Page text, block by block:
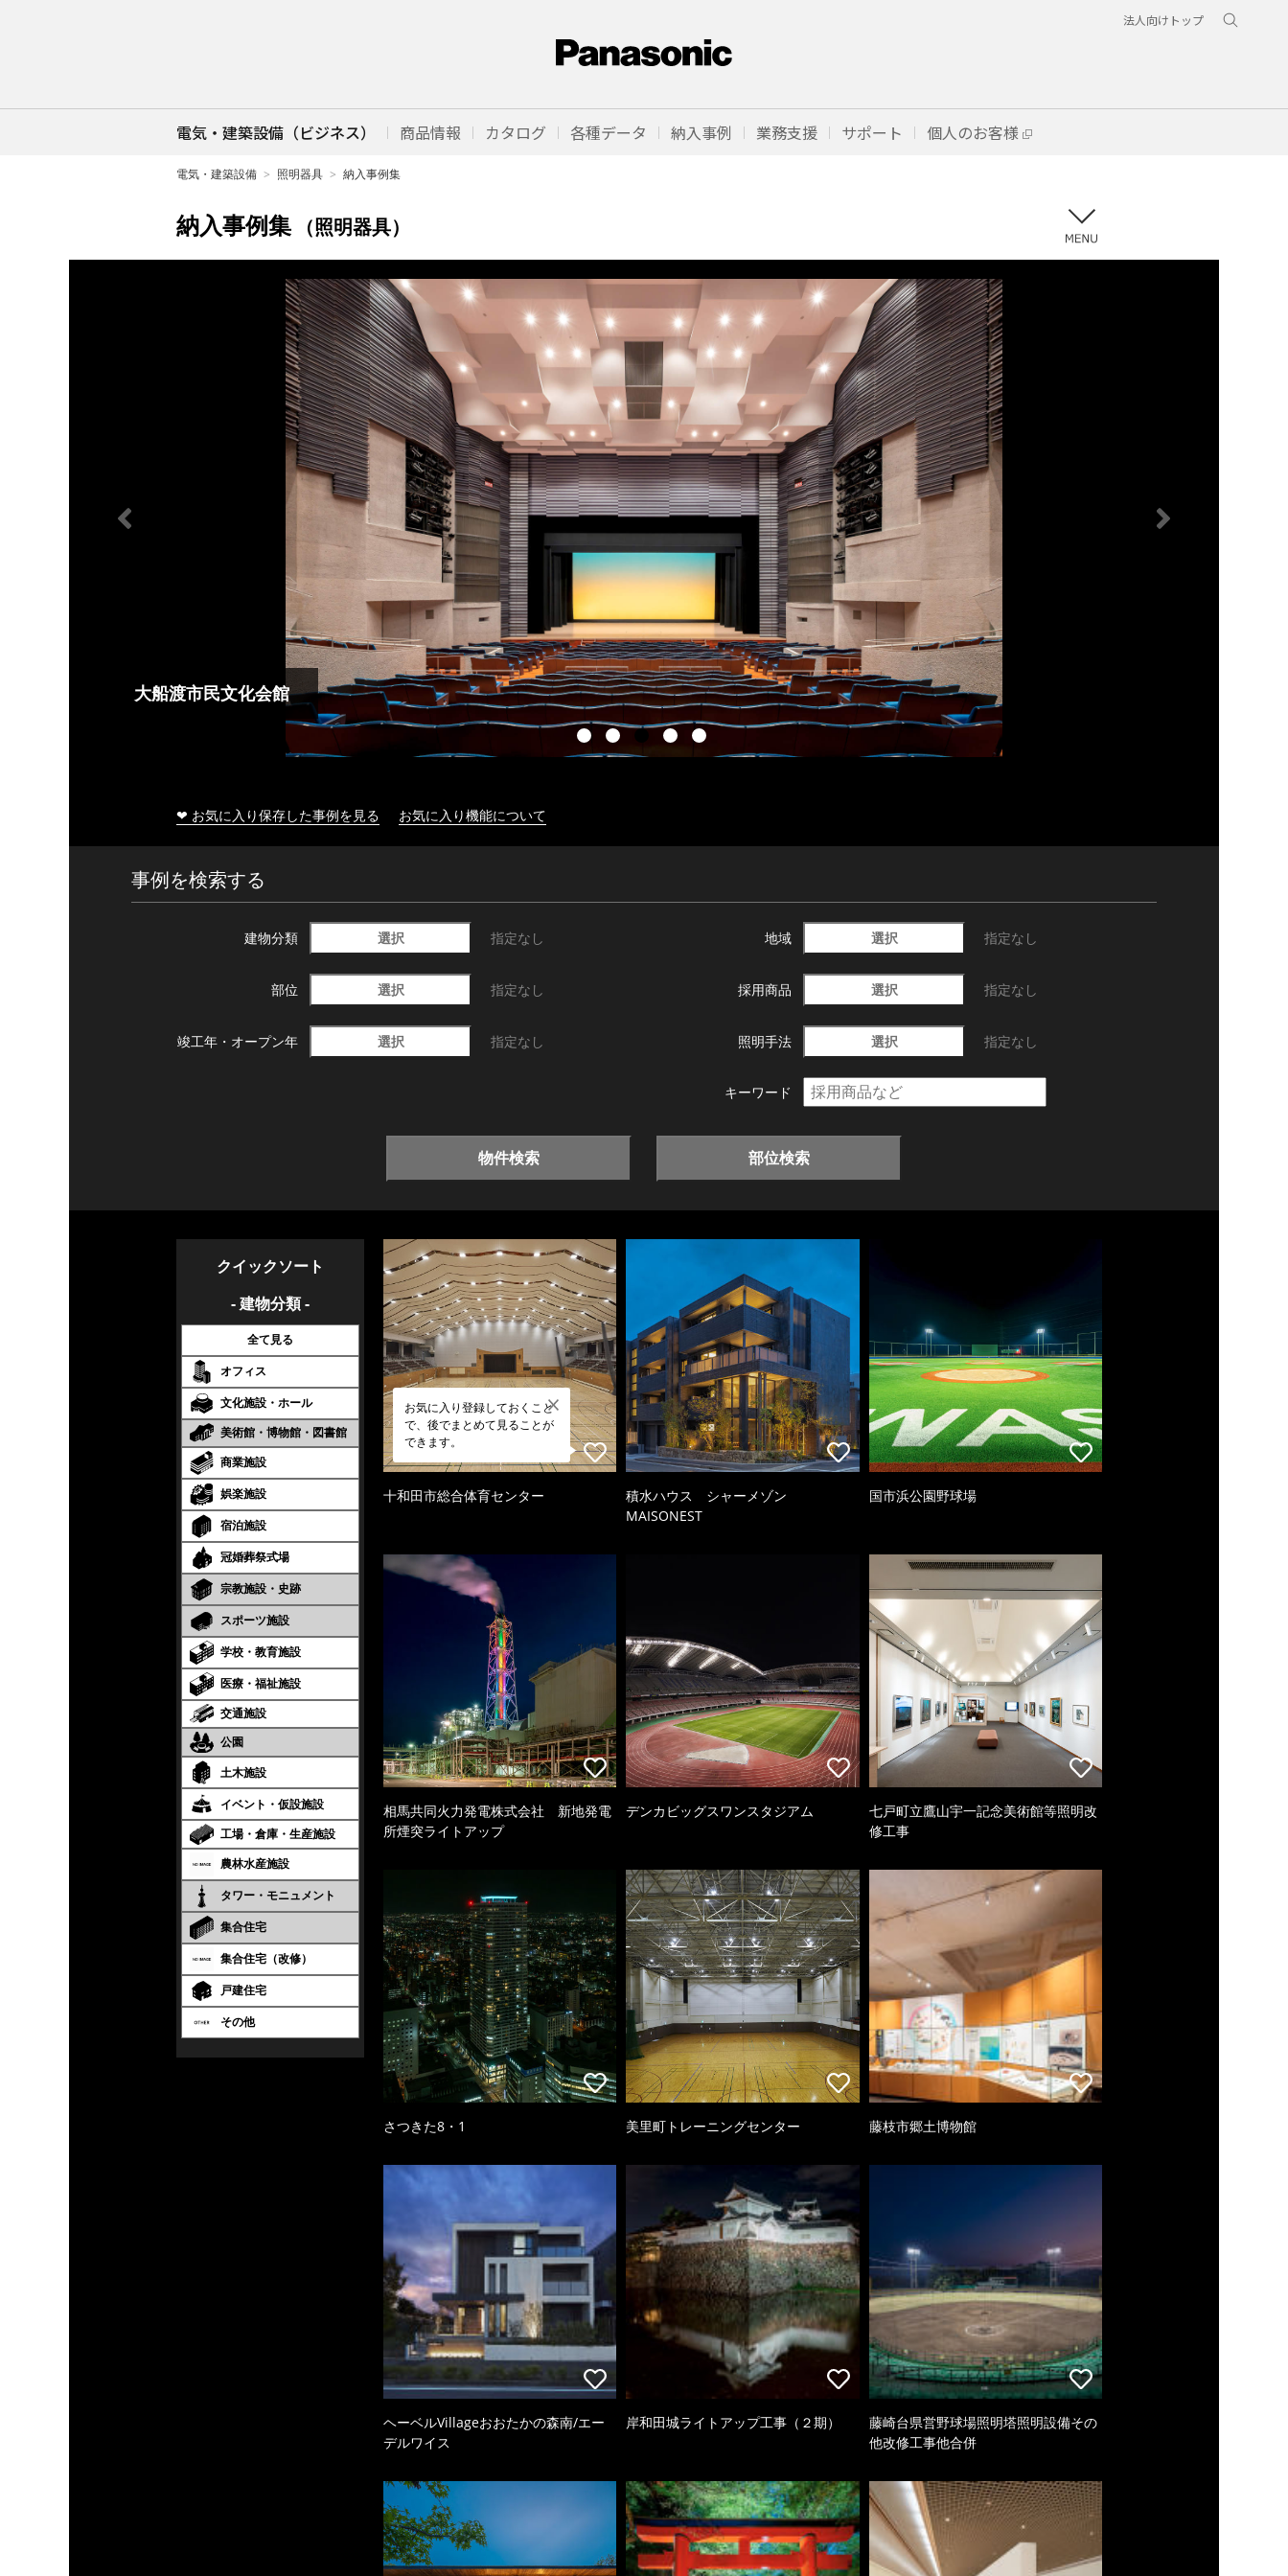
法人向けトップ
電気・建築設備（ビジネス） 商品情報 カタログ 各種データ 納入事例 業務支援 サポート 個人のお客様
電気・建築設備 照明器具 納入事例集
納入事例集 （照明器具）
大船渡市民文化会館
❤ お気に入り保存した事例を見る お気に入り機能について
事例を検索する
建物分類 選択 指定なし 地域 選択 指定なし
部位 選択 指定なし 採用商品 選択 指定なし
竣工年・ オープン年 選択 指定なし 照明手法 選択 指定なし
キーワード
物件検索 部位検索
クイックソート
- 建物分類 -
全て見る
オフィス
文化施設・ホール
美術館・博物館・図書館
商業施設
娯楽施設
宿泊施設
冠婚葬祭式場
宗教施設・史跡
スポーツ施設
学校・教育施設
医療・福祉施設
交通施設
公園
土木施設
イベント・仮設施設
工場・倉庫・生産施設
農林水産施設
タワー・モニュメント
集合住宅
集合住宅（改修）
戸建住宅
その他
お気に入り登録しておくこと
で、後でまとめて見ることが
できます。
十和田市総合体育センター
積水ハウス シャーメゾン
MAISONEST
国市浜公園野球場
相馬共同火力発電株式会社 新地発電
所煙突ライトアップ
デンカビッグスワンスタジアム
七戸町立鷹山宇一記念美術館等照明改
修工事
さつきた8・1 美里町トレーニングセンター 藤枝市郷土博物館
ヘーベルVillageおおたかの森南/エー
デルワイス
岸和田城ライトアップ工事（２期）
藤崎台県営野球場照明塔照明設備その
他改修工事他合併